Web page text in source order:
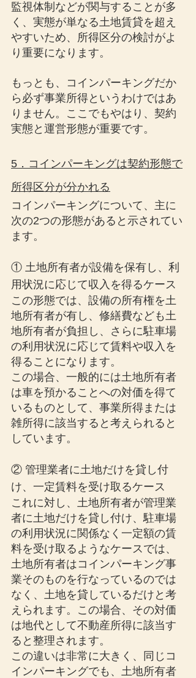
監視体制などが関与することが多
く、実態が単なる土地賃貸を超え
やすいため、所得区分の検討がよ
り重要になります。
もっとも、コインパーキングだか
ら必ず事業所得というわけではあ
りません。ここでもやはり、契約
実態と運営形態が重要です。
5．コインパーキングは契約形態で
所得区分が分かれる
コインパーキングについて、主に
次の2つの形態があると示されてい
ます。
① 土地所有者が設備を保有し、利
用状況に応じて収入を得るケース
この形態では、設備の所有権を土
地所有者が有し、修繕費なども土
地所有者が負担し、さらに駐車場
の利用状況に応じて賃料や収入を
得ることになります。
この場合、一般的には土地所有者
は車を預かることへの対価を得て
いるものとして、事業所得または
雑所得に該当すると考えられると
しています。
② 管理業者に土地だけを貸し付
け、一定賃料を受け取るケース
これに対し、土地所有者が管理業
者に土地だけを貸し付け、駐車場
の利用状況に関係なく一定額の賃
料を受け取るようなケースでは、
土地所有者はコインパーキング事
業そのものを行なっているのでは
なく、土地を貸しているだけと考
えられます。この場合、その対価
は地代として不動産所得に該当す
ると整理されます。
この違いは非常に大きく、同じコ
インパーキングでも、土地所有者